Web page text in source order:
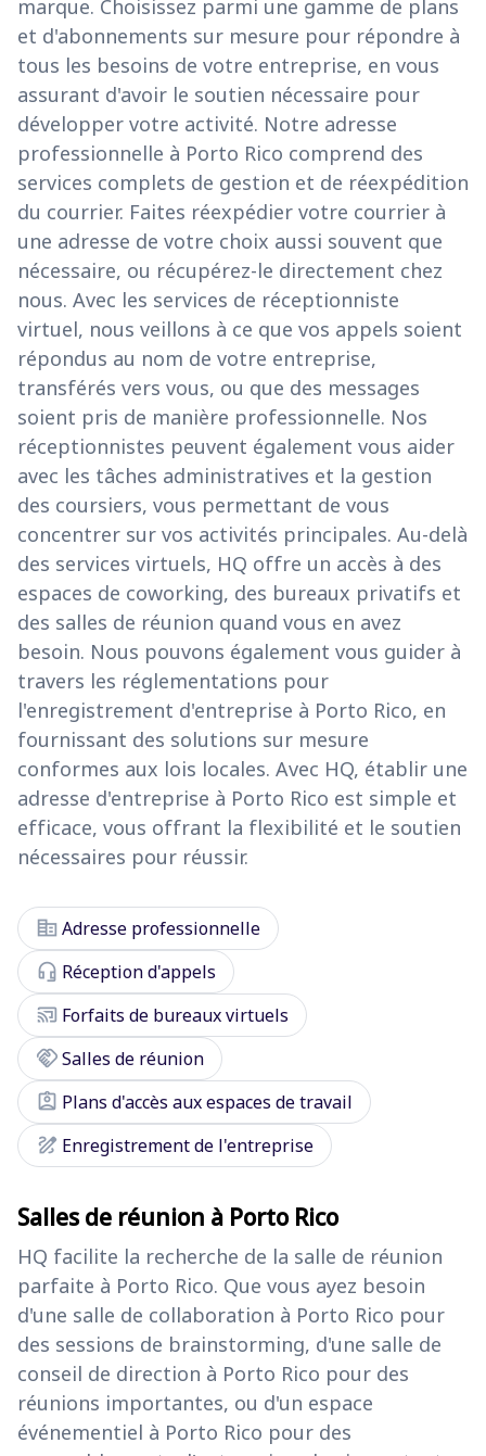
marque. Choisissez parmi une gamme de plans
et d'abonnements sur mesure pour répondre à
tous les besoins de votre entreprise, en vous
assurant d'avoir le soutien nécessaire pour
développer votre activité. Notre adresse
professionnelle à Porto Rico comprend des
services complets de gestion et de réexpédition
du courrier. Faites réexpédier votre courrier à
une adresse de votre choix aussi souvent que
nécessaire, ou récupérez-le directement chez
nous. Avec les services de réceptionniste
virtuel, nous veillons à ce que vos appels soient
répondus au nom de votre entreprise,
transférés vers vous, ou que des messages
soient pris de manière professionnelle. Nos
réceptionnistes peuvent également vous aider
avec les tâches administratives et la gestion
des coursiers, vous permettant de vous
concentrer sur vos activités principales. Au-delà
des services virtuels, HQ offre un accès à des
espaces de coworking, des bureaux privatifs et
des salles de réunion quand vous en avez
besoin. Nous pouvons également vous guider à
travers les réglementations pour
l'enregistrement d'entreprise à Porto Rico, en
fournissant des solutions sur mesure
conformes aux lois locales. Avec HQ, établir une
adresse d'entreprise à Porto Rico est simple et
efficace, vous offrant la flexibilité et le soutien
nécessaires pour réussir.
corporate_fareAdresse professionnelle
headset_mic Réception d'appels
cast_connected Forfaits de bureaux virtuels
handshakeSalles de réunion
assignment_ind Plans d'accès aux espaces de travail
draw Enregistrement de l'entreprise
Salles de réunion à Porto Rico
HQ facilite la recherche de la salle de réunion
parfaite à Porto Rico. Que vous ayez besoin
d'une salle de collaboration à Porto Rico pour
des sessions de brainstorming, d'une salle de
conseil de direction à Porto Rico pour des
réunions importantes, ou d'un espace
événementiel à Porto Rico pour des